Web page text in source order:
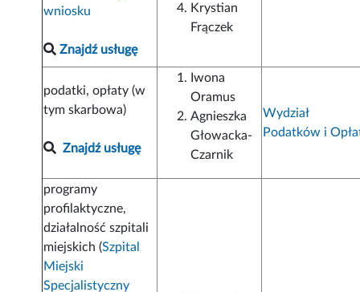
wniosku
Znajdź usługę
Krystian
Frączek
podatki, opłaty (w
tym skarbowa)
Znajdź usługę
Iwona
Oramus
Agnieszka
Głowacka-
Czarnik
Wydział
Podatków i
programy
profilaktyczne,
działalność szpitali
miejskich (Szpital
Miejski
Specjalistyczny